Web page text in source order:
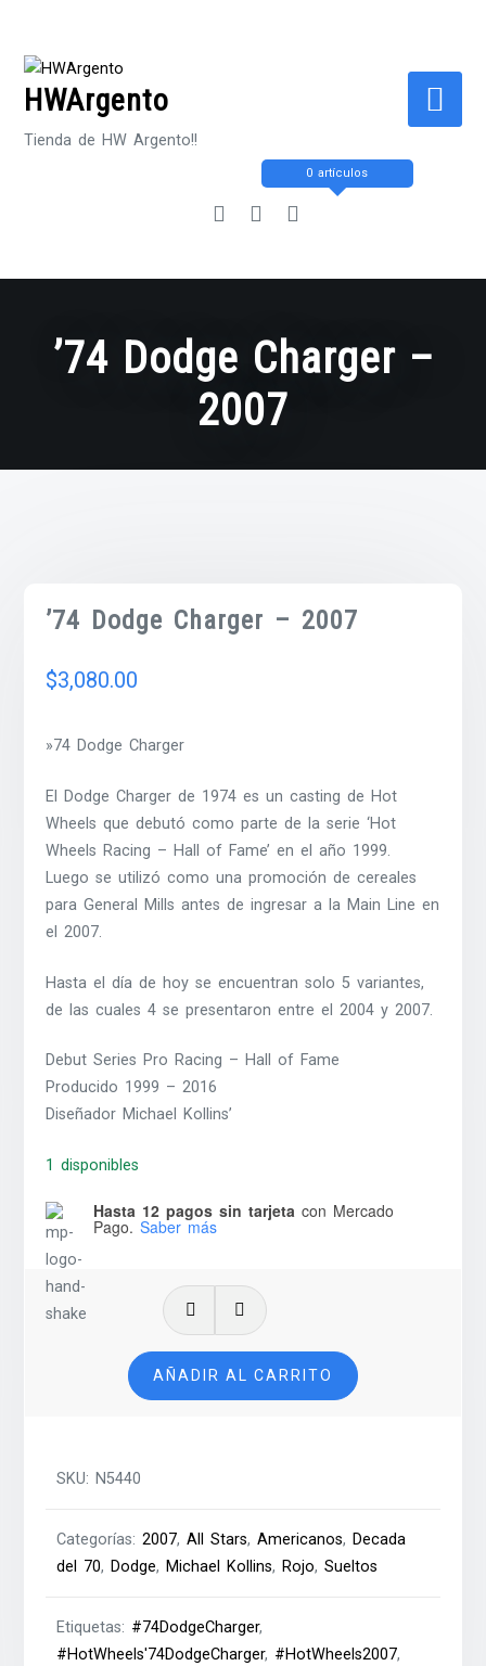
contenido
HWArgento
Tienda de HW Argento!!
0 artículos
’74 Dodge Charger –
2007
’74 Dodge Charger – 2007
$3,080.00
»74 Dodge Charger
El Dodge Charger de 1974 es un casting de Hot
Wheels que debutó como parte de la serie ‘Hot
Wheels Racing – Hall of Fame’ en el año 1999.
Luego se utilizó como una promoción de cereales
para General Mills antes de ingresar a la Main Line en
el 2007.
Hasta el día de hoy se encuentran solo 5 variantes,
de las cuales 4 se presentaron entre el 2004 y 2007.
Debut Series Pro Racing – Hall of Fame
Producido 1999 – 2016
Diseñador Michael Kollins’
1 disponibles
Hasta 12 pagos sin tarjeta con Mercado
Pago. Saber más
Charger
-
2007
AÑADIR AL CARRITO
SKU: N5440
Categorías:2007,All Stars,Americanos, Decada
del 70, Dodge, Michael Kollins, Rojo,Sueltos
Etiquetas: #74DodgeCharger,
#HotWheels'74DodgeCharger, #HotWheels2007,